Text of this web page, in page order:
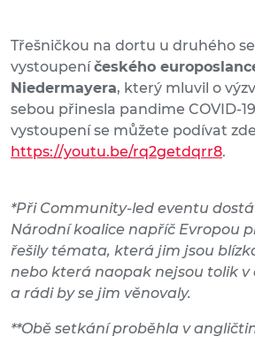
Třešničkou na dortu u druhého
vystoupeníčeského
Niedermayera, který mluvil o
sebou přinesla pandime COVID-
vystoupení se můžete podívat
https://youtu.be/rq2getdqrr8.
*Při Community-led eventu
Národní koalice napříč Evropou
řešily témata, která jim jsou
nebo která naopak nejsou tolik
a rádi by se jim věnovaly.
**Obě setkání proběhla v